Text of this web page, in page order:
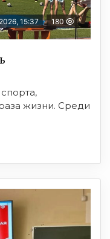
15:37 180
жизни. Среди